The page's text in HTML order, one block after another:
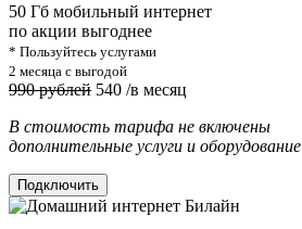
50 Гб мобильный интернет
по акции выгоднее
* Пользуйтесь услугами
2 месяца с выгодой
990 рублей 540 /в месяц
В стоимость тарифа не включены
дополнительные услуги и оборудование
Подключить